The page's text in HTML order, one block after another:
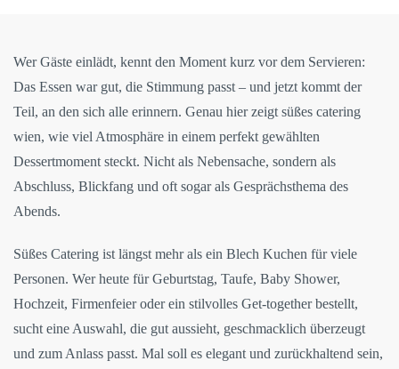
Wer Gäste einlädt, kennt den Moment kurz vor dem Servieren:
Das Essen war gut, die Stimmung passt – und jetzt kommt der
Teil, an den sich alle erinnern. Genau hier zeigt süßes catering
wien, wie viel Atmosphäre in einem perfekt gewählten
Dessertmoment steckt. Nicht als Nebensache, sondern als
Abschluss, Blickfang und oft sogar als Gesprächsthema des
Abends.
Süßes Catering ist längst mehr als ein Blech Kuchen für viele
Personen. Wer heute für Geburtstag, Taufe, Baby Shower,
Hochzeit, Firmenfeier oder ein stilvolles Get-together bestellt,
sucht eine Auswahl, die gut aussieht, geschmacklich überzeugt
und zum Anlass passt. Mal soll es elegant und zurückhaltend sein,